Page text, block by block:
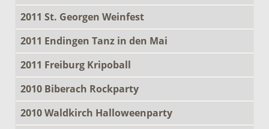
2011 St. Georgen Weinfest
2011 Endingen Tanz in den Mai
2011 Freiburg Kripoball
2010 Biberach Rockparty
2010 Waldkirch Halloweenparty